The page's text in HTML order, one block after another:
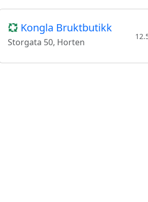
Kongla Bruktbutikk
Storgata 50, Horten